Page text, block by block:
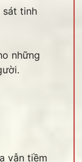
sát tinh
những
vẫn tiềm